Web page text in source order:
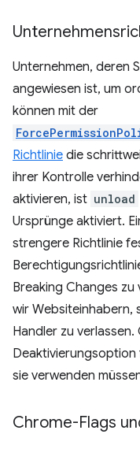
Unternehmen, deren
angewiesen ist, um
können mit der
Richtlinie die
ihrer Kontrolle
aktivieren, ist unload
Ursprünge aktiviert.
strengere Richtlinie
Breaking Changes
wir Websiteinhabern,
Handler zu
Deaktivierungsoption
sie verwenden
Chrome-Flags